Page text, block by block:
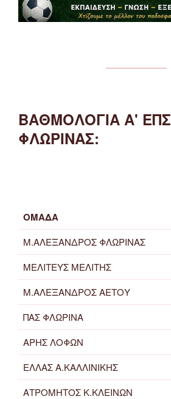
ΒΑΘΜΟΛΟΓΙΑ Α' ΕΠΣ
ΦΛΩΡΙΝΑΣ:
ΟΜΑΔΑ
Μ.ΑΛΕΞΑΝΔΡΟΣ ΦΛΩΡΙΝΑΣ
ΜΕΛΙΤΕΥΣ ΜΕΛΙΤΗΣ
Μ.ΑΛΕΞΑΝΔΡΟΣ ΑΕΤΟΥ
ΠΑΣ ΦΛΩΡΙΝΑ
ΑΡΗΣ ΛΟΦΩΝ
ΕΛΛΑΣ Α.ΚΑΛΛΙΝΙΚΗΣ
ΑΤΡΟΜΗΤΟΣ Κ.ΚΛΕΙΝΩΝ